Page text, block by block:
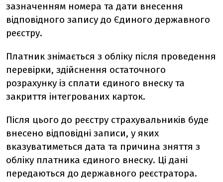
зазначенням номера та дати внесення
відповідного запису до Єдиного державного
реєстру.
Платник знімається з обліку після проведення
перевірки, здійснення остаточного
розрахунку із сплати єдиного внеску та
закриття інтегрованих карток.
Після цього до реєстру страхувальників буде
внесено відповідні записи, у яких
вказуватиметься дата та причина зняття з
обліку платника єдиного внеску. Ці дані
передаються до державного реєстратора.